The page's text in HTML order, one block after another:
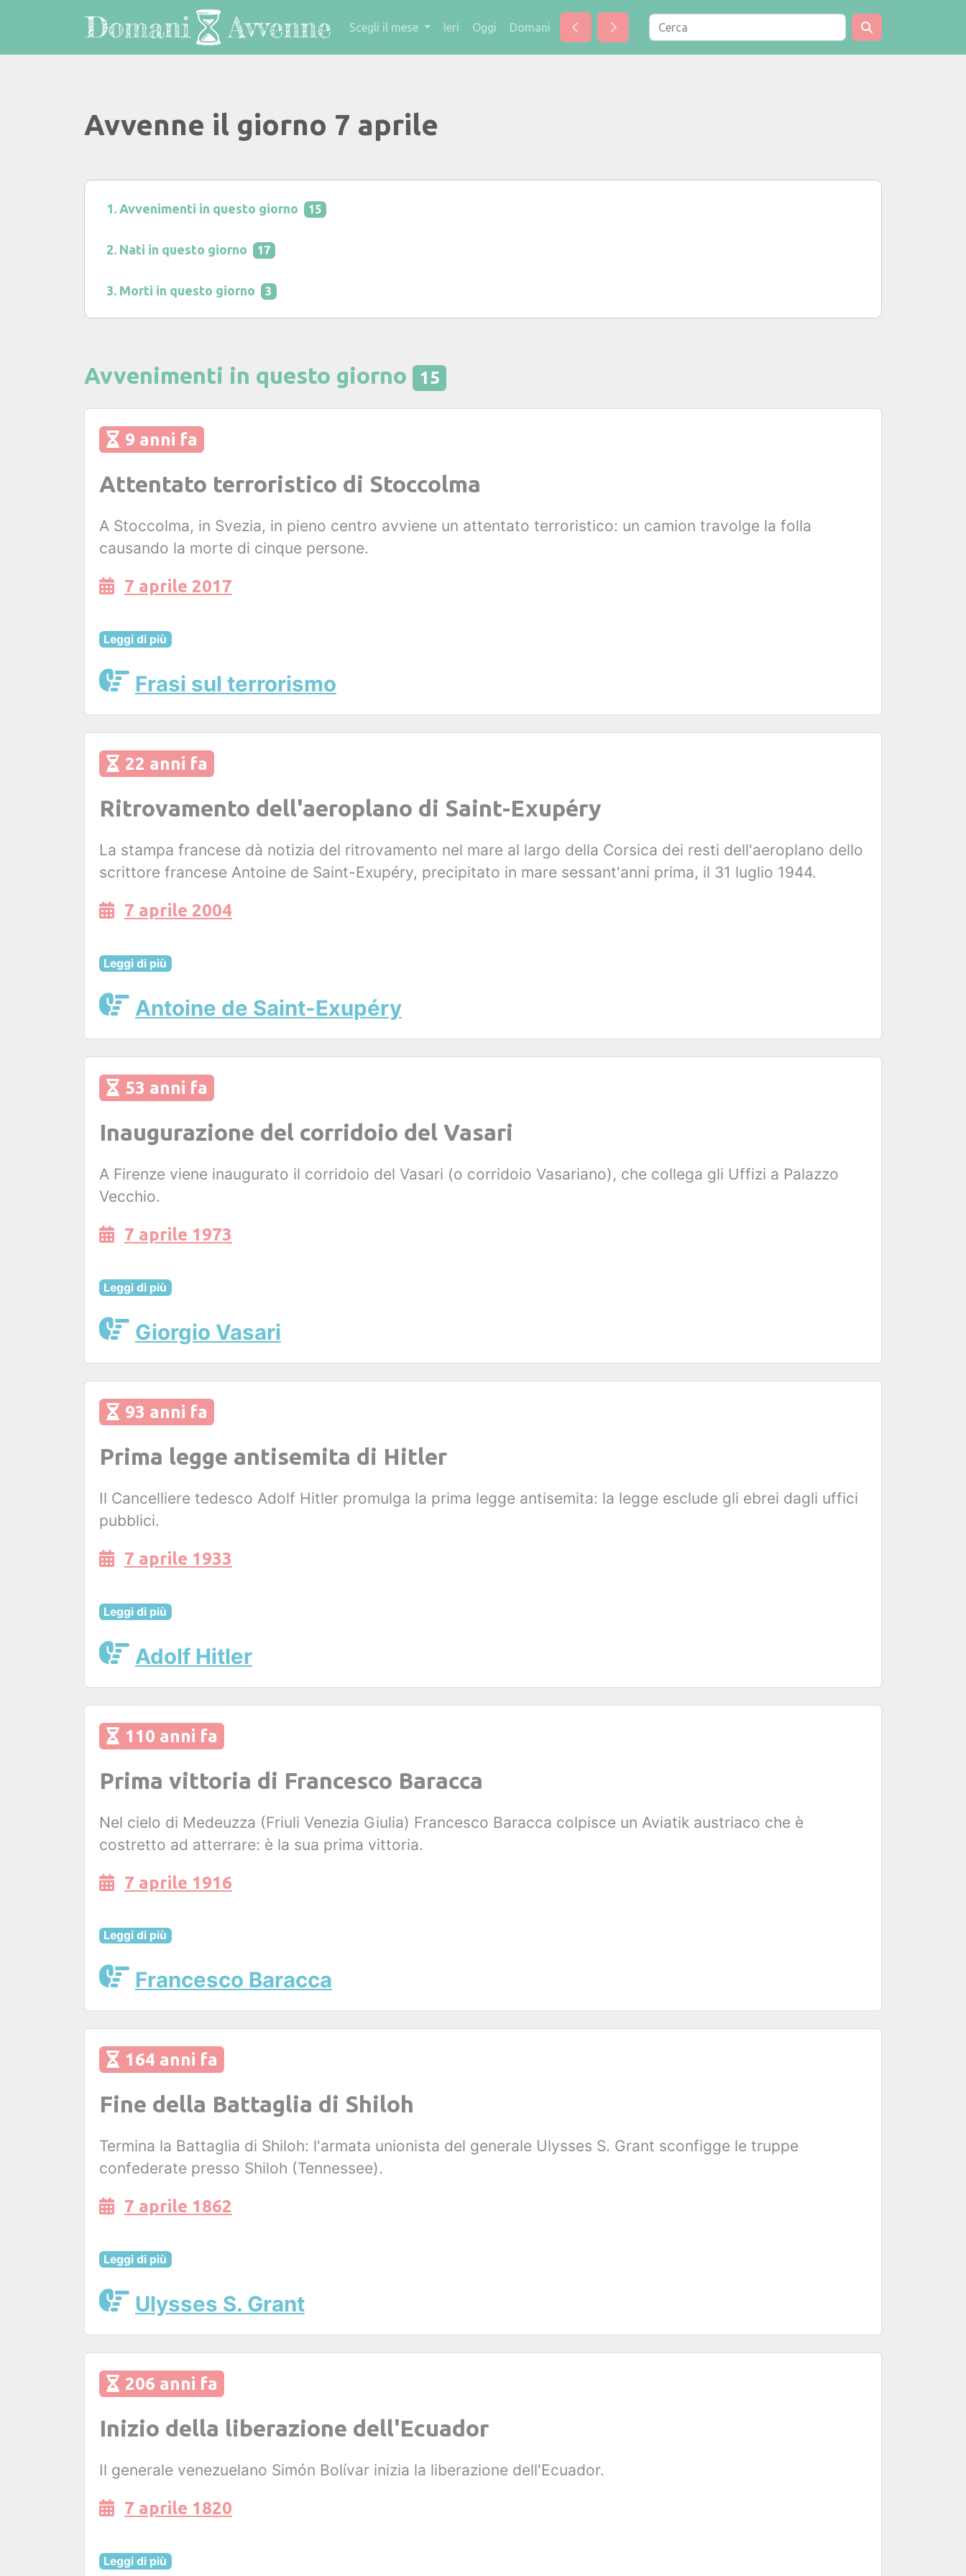
Scegli il mese Ieri Oggi Domani
Avvenne il giorno 7 aprile
Avvenimenti in questo giorno 15
Nati in questo giorno 17
Morti in questo giorno 3
Avvenimenti in questo giorno 15
9 anni fa
Attentato terroristico di Stoccolma
A Stoccolma, in Svezia, in pieno centro avviene un attentato terroristico: un camion travolge la folla
causando la morte di cinque persone.
7 aprile 2017
Leggi di più
Frasi sul terrorismo
22 anni fa
Ritrovamento dell'aeroplano di Saint-Exupéry
La stampa francese dà notizia del ritrovamento nel mare al largo della Corsica dei resti dell'aeroplano dello
scrittore francese Antoine de Saint-Exupéry, precipitato in mare sessant'anni prima, il 31 luglio 1944.
7 aprile 2004
Leggi di più
Antoine de Saint-Exupéry
53 anni fa
Inaugurazione del corridoio del Vasari
A Firenze viene inaugurato il corridoio del Vasari (o corridoio Vasariano), che collega gli Uffizi a Palazzo
Vecchio.
7 aprile 1973
Leggi di più
Giorgio Vasari
93 anni fa
Prima legge antisemita di Hitler
Il Cancelliere tedesco Adolf Hitler promulga la prima legge antisemita: la legge esclude gli ebrei dagli uffici
pubblici.
7 aprile 1933
Leggi di più
Adolf Hitler
110 anni fa
Prima vittoria di Francesco Baracca
Nel cielo di Medeuzza (Friuli Venezia Giulia) Francesco Baracca colpisce un Aviatik austriaco che è
costretto ad atterrare: è la sua prima vittoria.
7 aprile 1916
Leggi di più
Francesco Baracca
164 anni fa
Fine della Battaglia di Shiloh
Termina la Battaglia di Shiloh: l'armata unionista del generale Ulysses S. Grant sconfigge le truppe
confederate presso Shiloh (Tennessee).
7 aprile 1862
Leggi di più
Ulysses S. Grant
206 anni fa
Inizio della liberazione dell'Ecuador
Il generale venezuelano Simón Bolívar inizia la liberazione dell'Ecuador.
7 aprile 1820
Leggi di più